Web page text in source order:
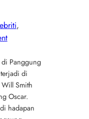
Panggung
di
Smith
Oscar.
hadapan